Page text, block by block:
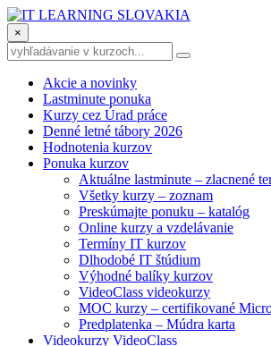
×
Akcie a novinky
Lastminute ponuka
Kurzy cez Úrad práce
Denné letné tábory 2026
Hodnotenia kurzov
Ponuka kurzov
Aktuálne lastminute – zlacnené
Všetky kurzy – zoznam
Preskúmajte ponuku – katalóg
Online kurzy a vzdelávanie
Termíny IT kurzov
Dlhodobé IT štúdium
Výhodné balíky kurzov
VideoClass videokurzy
MOC kurzy – certifikované
Predplatenka – Múdra karta
Videokurzy VideoClass